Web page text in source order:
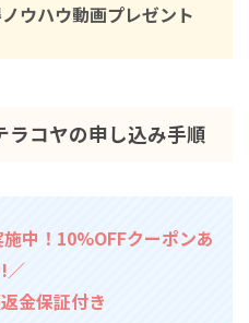
ウハウ動画プレゼント
ラコヤの申し込み手順
中！10%OFFクーポンあ
／
金保証付き